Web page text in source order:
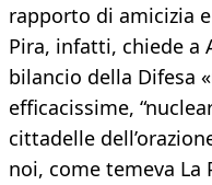
rapporto di amicizia
Pira, infatti, chiede a
bilancio della Difesa
efficacissime,
cittadelle
noi, come temeva La